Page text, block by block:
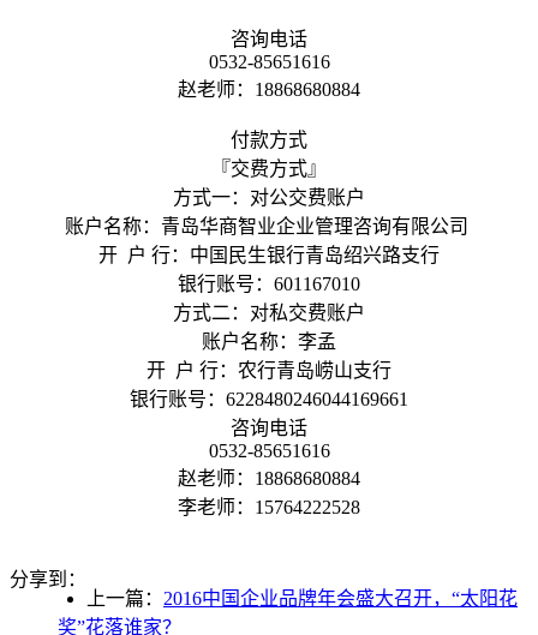
咨询电话
0532-85651616
赵老师：18868680884
付款方式
『交费方式』
方式一：对公交费账户
账户名称：青岛华商智业企业管理咨询有限公司
开 户 行：中国民生银行青岛绍兴路支行
银行账号：601167010
方式二：对私交费账户
账户名称：李孟
开 户 行：农行青岛崂山支行
银行账号：6228480246044169661
咨询电话
0532-85651616
赵老师：18868680884
李老师：15764222528
分享到：
上一篇： 2016中国企业品牌年会盛大召开，“太阳花
奖”花落谁家？